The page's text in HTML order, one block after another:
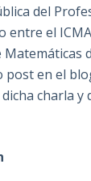
del
entre el
post en el
charla y